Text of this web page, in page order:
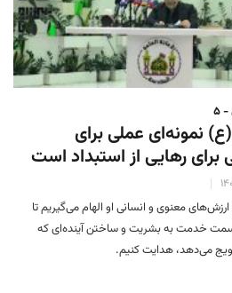
۵
نمونه‌ای عملی برای
برای رهایی از استبداد است
معنوی و انسانی او الهام می‌گیریم تا
سمت خدمت به بشریت و ساختن آینده‌ای که
می‌دهد، هدایت کنیم.